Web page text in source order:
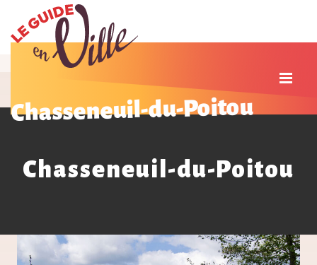
Chasseneuil-du-Poitou
Chasseneuil-du-Poitou